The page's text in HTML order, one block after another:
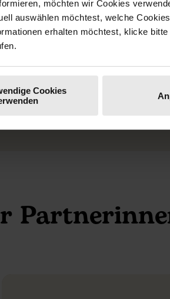
möchten wir Cookies
auswählen möchtest, welche
erhalten möchtest, klicke
Cookies
Inhalten und macht interne
Spokes Persons sichtbar.